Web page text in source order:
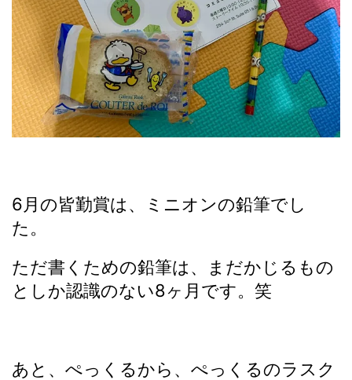
6月の皆勤賞は、ミニオンの鉛筆でし
た。
ただ書くための鉛筆は、まだかじるもの
としか認識のない8ヶ月です。笑
あと、ぺっくるから、ぺっくるのラスク